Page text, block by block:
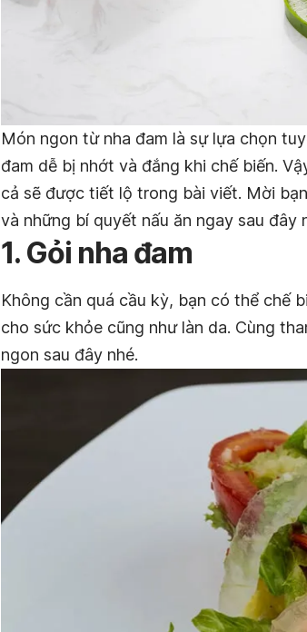
Món ngon từ nha đam là sự lựa chọn
đam dễ bị nhớt và đắng khi chế biến.
cả sẽ được tiết lộ trong bài viết. Mời
và những bí quyết nấu ăn ngay sau đây
1. Gỏi nha đam
Không cần quá cầu kỳ, bạn có thể chế
cho sức khỏe cũng như làn da. Cùng
ngon sau đây nhé.